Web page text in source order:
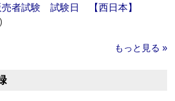
者試験 試験日 【西日本】
もっと見る »